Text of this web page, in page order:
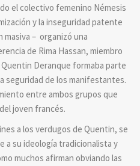
el colectivo femenino Némesis
y la inseguridad patente
masiva – organizó una
de Rima Hassan, miembro
Deranque formaba parte
seguridad de los manifestantes.
entre ambos grupos que
joven francés.
a los verdugos de Quentin, se
a su ideología tradicionalista y
muchos afirman obviando las